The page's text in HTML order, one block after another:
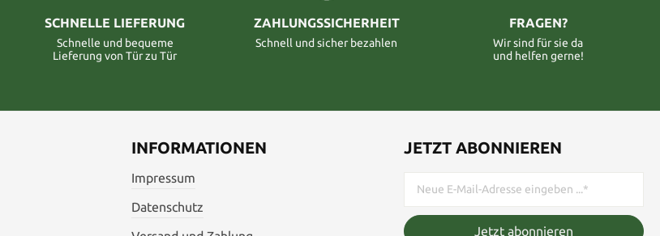
SCHNELLE LIEFERUNG
Schnelle und bequeme
Lieferung von Tür zu Tür
ZAHLUNGSSICHERHEIT
Schnell und sicher bezahlen
FRAGEN?
Wir sind für sie da
und helfen gerne!
INFORMATIONEN
Impressum
Datenschutz
JETZT ABONNIEREN
Jetzt abonnieren